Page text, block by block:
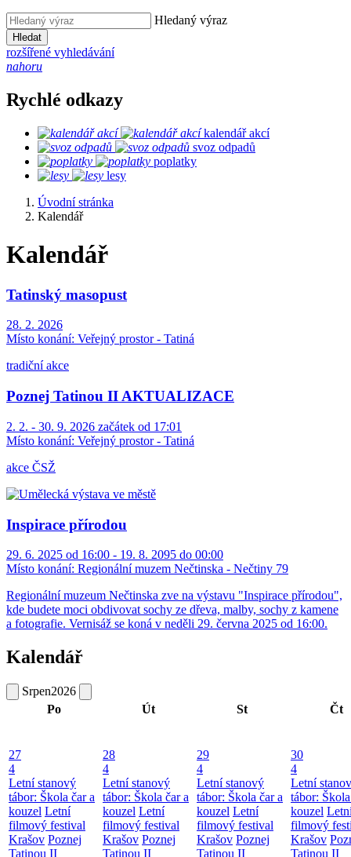
Hledaný výraz
Hledat
rozšířené vyhledávání
nahoru
Rychlé odkazy
kalendář akcí
svoz odpadů
poplatky
lesy
Úvodní stránka
Kalendář
Kalendář
Tatinský masopust
28. 2. 2026
Místo konání: Veřejný prostor - Tatiná
tradiční akce
Poznej Tatinou II AKTUALIZACE
2. 2. - 30. 9. 2026 začátek od 17:01
Místo konání: Veřejný prostor - Tatiná
akce ČSŽ
Inspirace přírodou
29. 6. 2025 od 16:00 - 19. 8. 2095 do 00:00
Místo konání: Regionální muzem Nečtinska - Nečtiny 79
Regionální muzeum Nečtinska zve na výstavu "Inspirace přírodou",
kde budete moci obdivovat sochy ze dřeva, malby, sochy z kamene
a fotografie. Vernisáž se koná v neděli 29. června 2025 od 16:00.
Kalendář
Srpen2026
Po
Út St Čt
27
4
Letní stanový
tábor: Škola čar a
kouzel Letní
filmový festival
Krašov Poznej
Tatinou II
28
4
Letní stanový
tábor: Škola čar a
kouzel Letní
filmový festival
Krašov Poznej
Tatinou II
29
4
Letní stanový
tábor: Škola čar a
kouzel Letní
filmový festival
Krašov Poznej
Tatinou II
30
4
Letní
tábor:
kouzel
filmový
Krašov
Tatinou II